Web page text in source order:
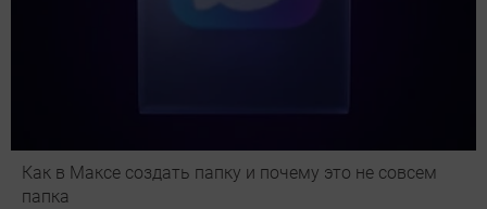
Как в Максе создать папку и почему это не совсем
папка